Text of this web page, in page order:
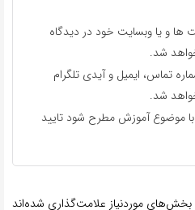
ها و یا وبسایت خود در دیدگاه
شد.
تماس، ایمیل و آیدی تلگرام
شد.
با موضوع آموزش مطرح شود تایید
بخش‌های موردنیاز علامت‌گذاری شده‌اند